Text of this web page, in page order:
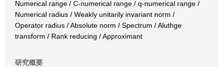
Numerical range / C-numerical range / q-numerical range /
Numerical radius / Weakly unitarily invariant norm /
Operator radius / Absolute norm / Spectrum / Aluthge
transform / Rank reducing / Approximant
研究概要